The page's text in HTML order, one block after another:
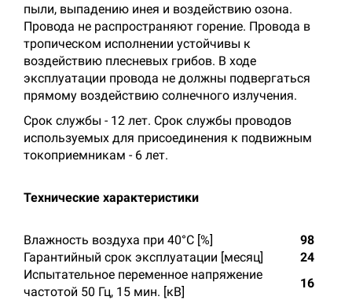
пыли, выпадению инея и воздействию озона.
Провода не распространяют горение. Провода в
тропическом исполнении устойчивы к
воздействию плесневых грибов. В ходе
эксплуатации провода не должны подвергаться
прямому воздействию солнечного излучения.
Срок службы - 12 лет. Срок службы проводов
используемых для присоединения к подвижным
токоприемникам - 6 лет.
Технические характеристики
Влажность воздуха при 40°С [%]
98
Гарантийный срок эксплуатации [месяц]
24
Испытательное переменное напряжение
частотой 50 Гц, 15 мин. [кВ]
16